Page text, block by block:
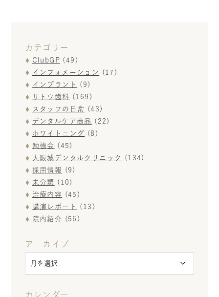
カテゴリー
ClubGP (49)
インフォメーション
(17)
インプラント
(9)
サトウ歯科 (169)
スタッフの日常
(43)
デンタルケア商品
(22)
ホワイトニング (8)
勉強会 (45)
大阪城デンタルクリニック
(134)
採用情報
(9)
未分類 (10)
治療内容
(45)
講演レポート
(13)
院内紹介 (56)
アーカイブ
カレンダー